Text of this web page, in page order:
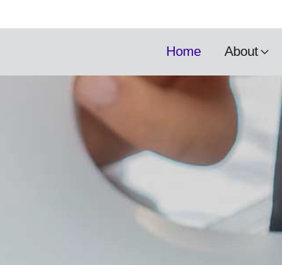
Home About